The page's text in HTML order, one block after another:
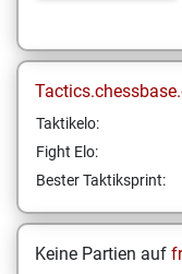
Taktikelo:
Fight Elo:
Bester Taktiksprint:
Keine Partien auf